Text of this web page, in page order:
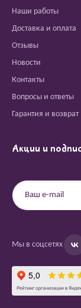
Наши работы
Доставка и оплата
Отзывы
Новости
Контакты
Вопросы и ответы
Гарантия и возврат
Акции и
Мы в соцсетях